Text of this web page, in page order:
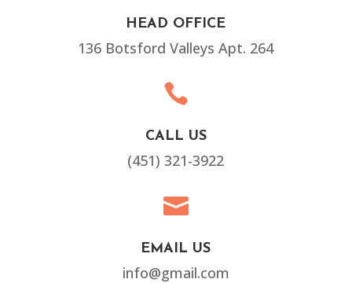
HEAD OFFICE
136 Botsford Valleys Apt. 264

CALL US
(451) 321-3922

EMAIL US
info@gmail.com